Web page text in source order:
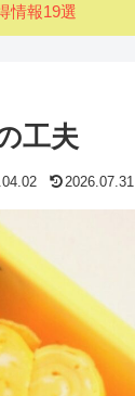
情報19選
工夫
2026.07.31